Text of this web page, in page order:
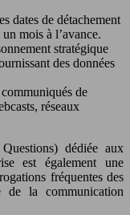
dates de détachement
mois à l’avance.
stratégique
des données
de
réseaux
dédiée aux
est également une
fréquentes des
de la communication